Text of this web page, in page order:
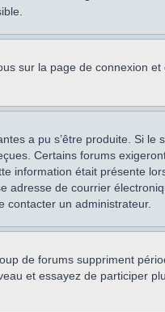
sur la page de connexion et
a pu s’être produite. Si le
Certains forums
information était présente
adresse de courrier
contacter un administrateur.
de forums suppriment
et essayez de participer